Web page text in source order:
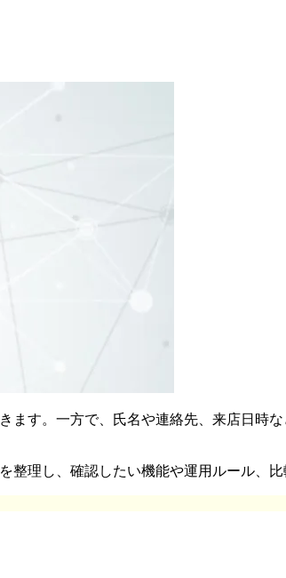
す。一方で、氏名や連絡先、来店日時
理し、確認したい機能や運用ルール、